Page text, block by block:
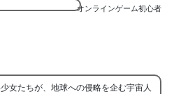
オンラインゲーム初心者
女たちが、地球への侵略を企む宇宙人